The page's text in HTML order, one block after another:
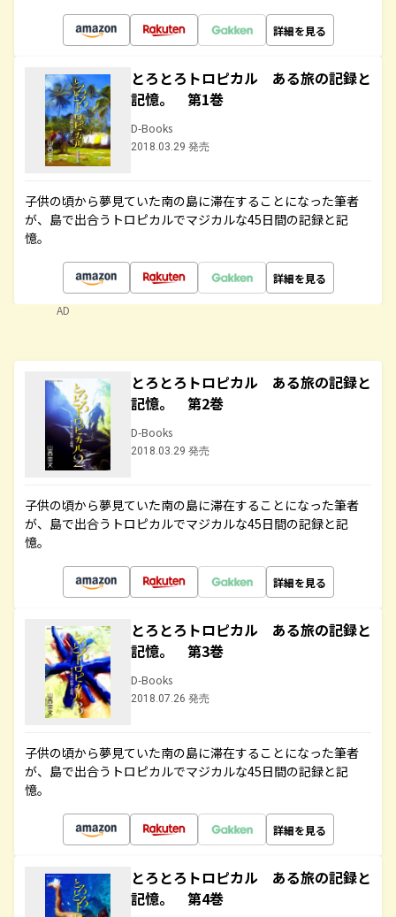
詳細を見る
とろとろトロピカル ある旅の記録と
記憶。 第1巻
D-Books
2018.03.29 発売
子供の頃から夢見ていた南の島に滞在することになった筆者
が、島で出合うトロピカルでマジカルな45日間の記録と記
憶。
詳細を見る
AD
とろとろトロピカル ある旅の記録と
記憶。 第2巻
D-Books
2018.03.29 発売
子供の頃から夢見ていた南の島に滞在することになった筆者
が、島で出合うトロピカルでマジカルな45日間の記録と記
憶。
詳細を見る
とろとろトロピカル ある旅の記録と
記憶。 第3巻
D-Books
2018.07.26 発売
子供の頃から夢見ていた南の島に滞在することになった筆者
が、島で出合うトロピカルでマジカルな45日間の記録と記
憶。
詳細を見る
とろとろトロピカル ある旅の記録と
記憶。 第4巻